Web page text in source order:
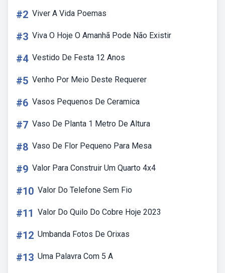
#2 Viver A Vida Poemas
#3 Viva O Hoje O Amanhã Pode Não Existir
#4 Vestido De Festa 12 Anos
#5 Venho Por Meio Deste Requerer
#6 Vasos Pequenos De Ceramica
#7 Vaso De Planta 1 Metro De Altura
#8 Vaso De Flor Pequeno Para Mesa
#9 Valor Para Construir Um Quarto 4x4
#10 Valor Do Telefone Sem Fio
#11 Valor Do Quilo Do Cobre Hoje 2023
#12 Umbanda Fotos De Orixas
#13 Uma Palavra Com 5 A